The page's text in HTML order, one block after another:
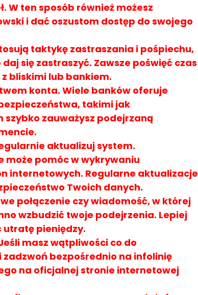
W ten sposób również możesz
i dać oszustom dostęp do swojego
taktykę zastraszania i pośpiechu,
się zastraszyć. Zawsze poświęć czas
bliskimi lub bankiem.
konta. Wiele banków oferuje
takimi jak
szybko zauważysz podejrzaną
aktualizuj system.
może pomóc w wykrywaniu
internetowych. Regularne aktualizacje
Twoich danych.
połączenie czy wiadomość, w której
wzbudzić twoje podejrzenia. Lepiej
utratę pieniędzy.
masz wątpliwości co do
bezpośrednio na infolinię
na oficjalnej stronie internetowej